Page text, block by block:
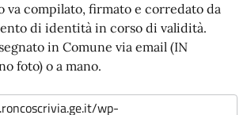
va compilato, firmato e corredato da
di identità in corso di validità.
in Comune via email (IN
foto) o a mano.